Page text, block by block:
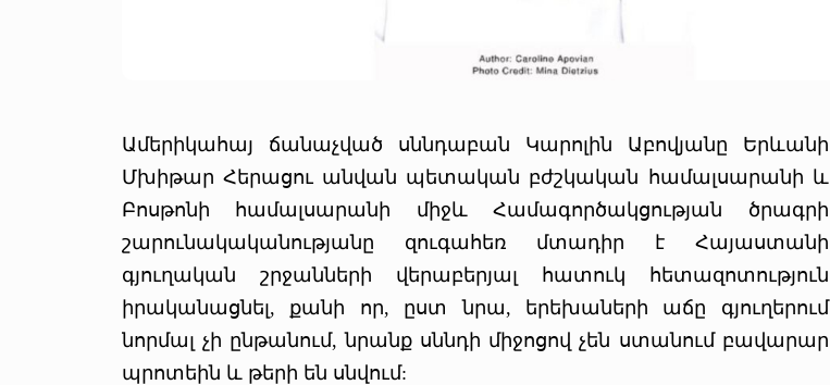
Ամերիկահայ ճանաչված սննդաբան Կարոլին Աբովյանը Երևանի
Մխիթար Հերացու անվան պետական բժշկական համալսարանի և
Բոսթոնի համալսարանի միջև Համագործակցության ծրագրի
շարունակականությանը զուգահեռ մտադիր է Հայաստանի
գյուղական շրջանների վերաբերյալ հատուկ հետազոտություն
իրականացնել, քանի որ, ըստ նրա, երեխաների աճը գյուղերում
նորմալ չի ընթանում, նրանք սննդի միջոցով չեն ստանում բավարար
պրոտեին և թերի են սնվում: